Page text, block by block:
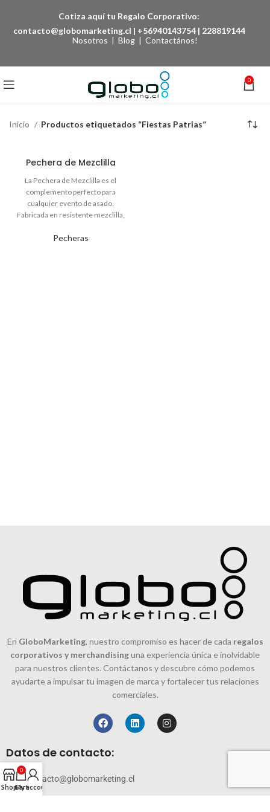
Cotiza aquí tu Regalo Corporativo:
contacto@globomarketing.cl | +56940143754 | 228819144
Nosotros | Blog | Contactános!
0
Inicio Productos etiquetados “Fiestas Patrias”
Pechera de Mezclilla
Pecheras
La Pechera de Mezclilla es el
complemento perfecto para
cualquier evento de asado.
Fabricada en resistente mezclilla,
1 color, lo que la convierte en un
En GloboMarketing, nuestro compromiso es hacer de cada regalos
corporativos y merchandisinguna experiencia única e inolvidable
para nuestros clientes. Contáctanos y descubre cómo podemos
ayudarte a impulsar tu imagen de marca y fortalecer tus relaciones
comerciales.
Datos de contacto:
contacto@globomarketing.cl
Shop
0
Cart
My account